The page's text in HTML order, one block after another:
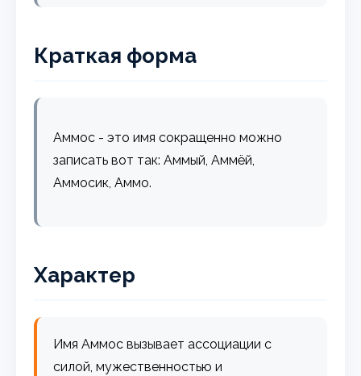
Краткая форма
Аммос - это имя сокращенно можно
записать вот так: Аммый, Аммёй,
Аммосик, Аммо.
Характер
Имя Аммос вызывает ассоциации с
силой, мужественностью и